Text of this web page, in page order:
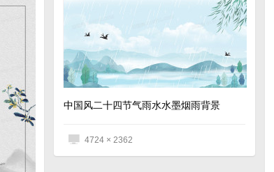
中国风二十四节气雨水水墨烟雨背景
4724 × 2362